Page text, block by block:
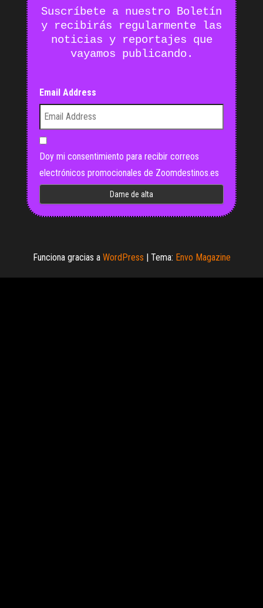
Suscríbete a nuestro Boletín
y recibirás regularmente las
noticias y reportajes que
vayamos publicando.
Email Address
Doy mi consentimiento para recibir correos
electrónicos promocionales de Zoomdestinos.es
Funciona gracias a WordPress | Tema: Envo Magazine